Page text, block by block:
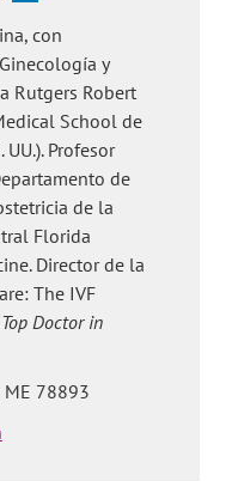
con
y
Rutgers Robert
School de
UU.). Profesor
de
de la
Florida
Director de la
The IVF
Top Doctor in
ME 78893